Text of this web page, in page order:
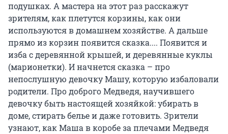
подушках. А мастера на этот раз расскажут
зрителям, как плетутся корзины, как они
используются в домашнем хозяйстве. А дальше
прямо из корзин появится сказка.... Появится и
изба с деревянной крышей, и деревянные куклы
(марионетки). И начнется сказка – про
непослушную девочку Машу, которую избаловали
родители. Про доброго Медведя, научившего
девочку быть настоящей хозяйкой: убирать в
доме, стирать белье и даже готовить. Зрители
узнают, как Маша в коробе за плечами Медведя